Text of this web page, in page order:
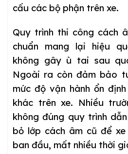
cấu các bộ phận trên xe.
Quy trình thi công cách
chuẩn mang lại hiệu
không gây ù tai sau
Ngoài ra còn đảm bảo
mức độ vận hành ổn
khác trên xe. Nhiều
không đúng quy trình
bỏ lớp cách âm cũ để
ban đầu, mất nhiều thời